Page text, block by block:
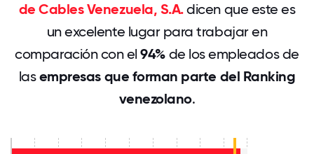
de Cables Venezuela, S.A.dicen que este es
un excelente lugar para trabajar en
comparación con el94% de los empleados de
lasempresas que forman parte del Ranking
venezolano.